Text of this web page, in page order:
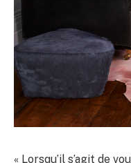
« Lorsqu’il s’agit de